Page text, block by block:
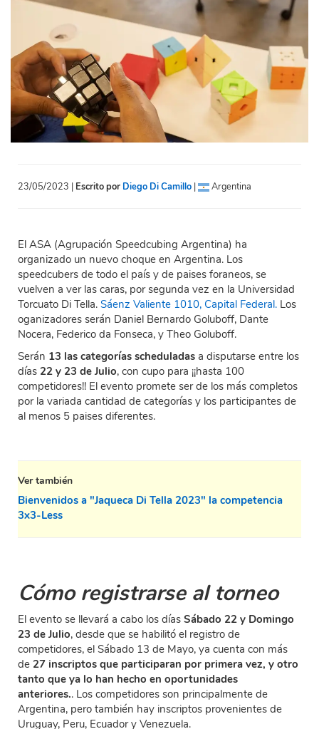
23/05/2023 | Escrito por Diego Di Camillo | Argentina
El ASA (Agrupación Speedcubing Argentina) ha
organizado un nuevo choque en Argentina. Los
speedcubers de todo el país y de paises foraneos, se
vuelven a ver las caras, por segunda vez en la Universidad
Torcuato Di Tella. Sáenz Valiente 1010, Capital Federal. Los
oganizadores serán Daniel Bernardo Goluboff, Dante
Nocera, Federico da Fonseca, y Theo Goluboff.
Serán 13 las categorías scheduladas a disputarse entre los
días 22 y 23 de Julio, con cupo para ¡¡hasta 100
competidores!! El evento promete ser de los más completos
por la variada cantidad de categorías y los participantes de
al menos 5 paises diferentes.
Ver también
Bienvenidos a "Jaqueca Di Tella 2023" la competencia
3x3-Less
Cómo registrarse al torneo
El evento se llevará a cabo los días Sábado 22 y Domingo
23 de Julio, desde que se habilitó el registro de
competidores, el Sábado 13 de Mayo, ya cuenta con más
de 27 inscriptos que participaran por primera vez, y otro
tanto que ya lo han hecho en oportunidades
anteriores.. Los competidores son principalmente de
Argentina, pero también hay inscriptos provenientes de
Uruguay, Peru, Ecuador y Venezuela.